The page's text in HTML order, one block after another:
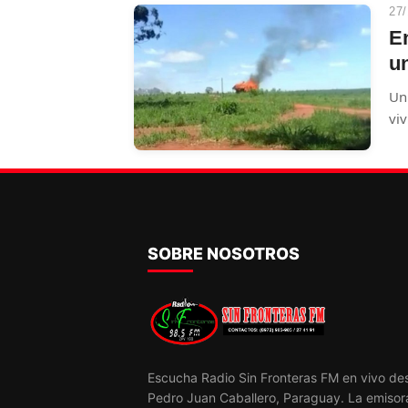
SOBRE NOSOTROS
Escucha Radio Sin Fronteras FM en vivo
Pedro Juan Caballero, Paraguay. La